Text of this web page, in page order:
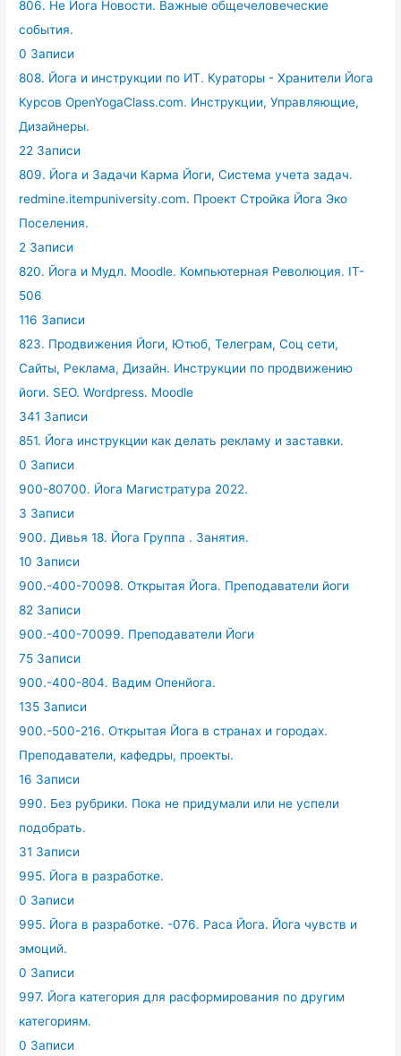
806. Не Йога Новости. Важные общечеловеческие
события.
0 Записи
808. Йога и инструкции по ИТ. Кураторы - Хранители Йога
Курсов OpenYogaClass.com. Инструкции, Управляющие,
Дизайнеры.
22 Записи
809. Йога и Задачи Карма Йоги, Система учета задач.
redmine.itempuniversity.com. Проект Стройка Йога Эко
Поселения.
2 Записи
820. Йога и Мудл. Moodle. Компьютерная Революция. IT-
506
116 Записи
823. Продвижения Йоги, Ютюб, Телеграм, Соц сети,
Сайты, Реклама, Дизайн. Инструкции по продвижению
йоги. SEO. Wordpress. Moodle
341 Записи
851. Йога инструкции как делать рекламу и заставки.
0 Записи
900-80700. Йога Магистратура 2022.
3 Записи
900. Дивья 18. Йога Группа . Занятия.
10 Записи
900.-400-70098. Открытая Йога. Преподаватели йоги
82 Записи
900.-400-70099. Преподаватели Йоги
75 Записи
900.-400-804. Вадим Опенйога.
135 Записи
900.-500-216. Открытая Йога в странах и городах.
Преподаватели, кафедры, проекты.
16 Записи
990. Без рубрики. Пока не придумали или не успели
подобрать.
31 Записи
995. Йога в разработке.
0 Записи
995. Йога в разработке. -076. Раса Йога. Йога чувств и
эмоций.
0 Записи
997. Йога категория для расформирования по другим
категориям.
0 Записи